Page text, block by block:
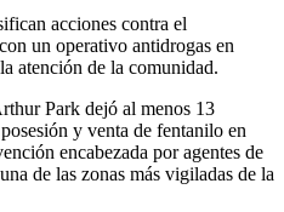
acciones contra el
un operativo antidrogas en
atención de la comunidad.
Park dejó al menos 13
y venta de fentanilo en
encabezada por agentes de
de las zonas más vigiladas de la